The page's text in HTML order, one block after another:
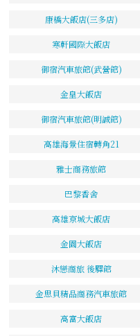
康橋大飯店(三多店)
寒軒國際大飯店
御宿汽車旅館(武營館)
金皇大飯店
御宿汽車旅館(明誠館)
高雄海景住宿轉角21
雅士商務旅館
巴黎香舍
高雄京城大飯店
金園大飯店
沐戀商旅 後驛館
金思貝精品商務汽車旅館
高富大飯店